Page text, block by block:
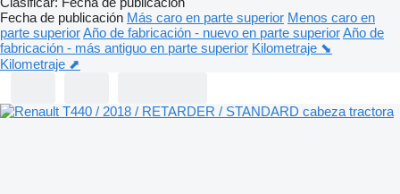
Fecha de publicación Más caro en parte superior Menos caro en
parte superiorAño de fabricación - nuevo en parte superiorAño de
fabricación - más antiguo en parte superior Kilometraje ⬊
Kilometraje ⬈